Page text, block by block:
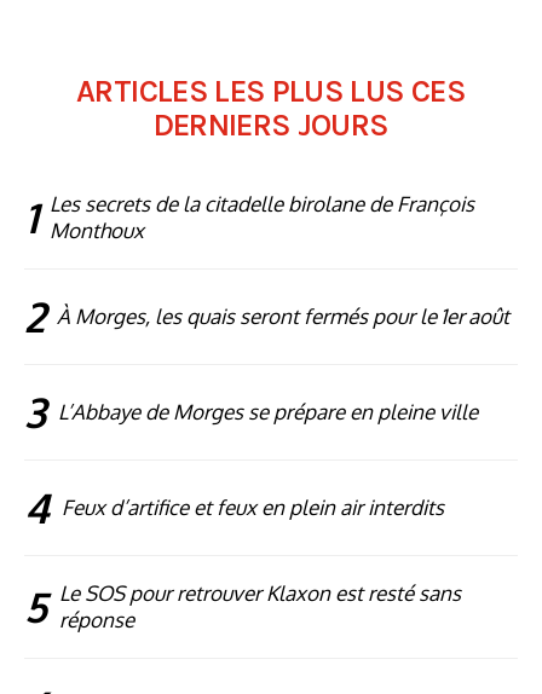
ARTICLES LES PLUS LUS CES
DERNIERS JOURS
1 Les secrets de la citadelle birolane de François
Monthoux
2 À Morges, les quais seront fermés pour le 1er août
3 L’Abbaye de Morges se prépare en pleine ville
4 Feux d’artifice et feux en plein air interdits
5 Le SOS pour retrouver Klaxon est resté sans
réponse